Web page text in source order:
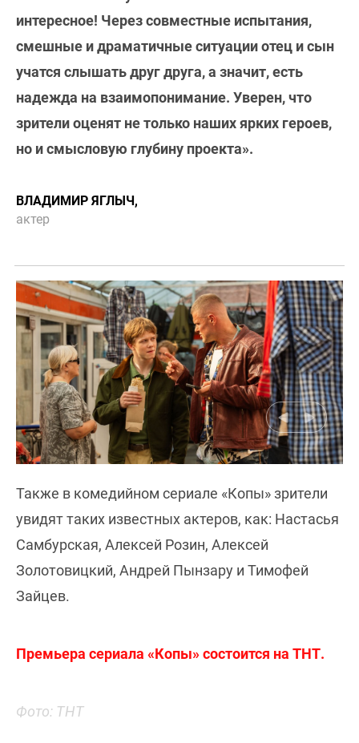
интересное! Через совместные испытания,
смешные и драматичные ситуации отец и сын
учатся слышать друг друга, а значит, есть
надежда на взаимопонимание. Уверен, что
зрители оценят не только наших ярких героев,
но и смысловую глубину проекта».
ВЛАДИМИР ЯГЛЫЧ,
актер
Также в комедийном сериале «Копы» зрители
увидят таких известных актеров, как: Настасья
Самбурская, Алексей Розин, Алексей
Золотовицкий, Андрей Пынзару и Тимофей
Зайцев.
Премьера сериала «Копы» состоится на ТНТ.
Фото: ТНТ